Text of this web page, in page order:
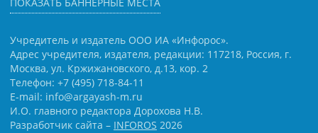
Учредитель и издатель ООО ИА «Инфорос».
Адрес учредителя, издателя, редакции: 117218, Россия, г.
Москва, ул. Кржижановского, д.13, кор. 2
Телефон: +7 (495) 718-84-11
E-mail: info@argayash-m.ru
И.О. главного редактора Дорохова Н.В.
Разработчик сайта – INFOROS 2026